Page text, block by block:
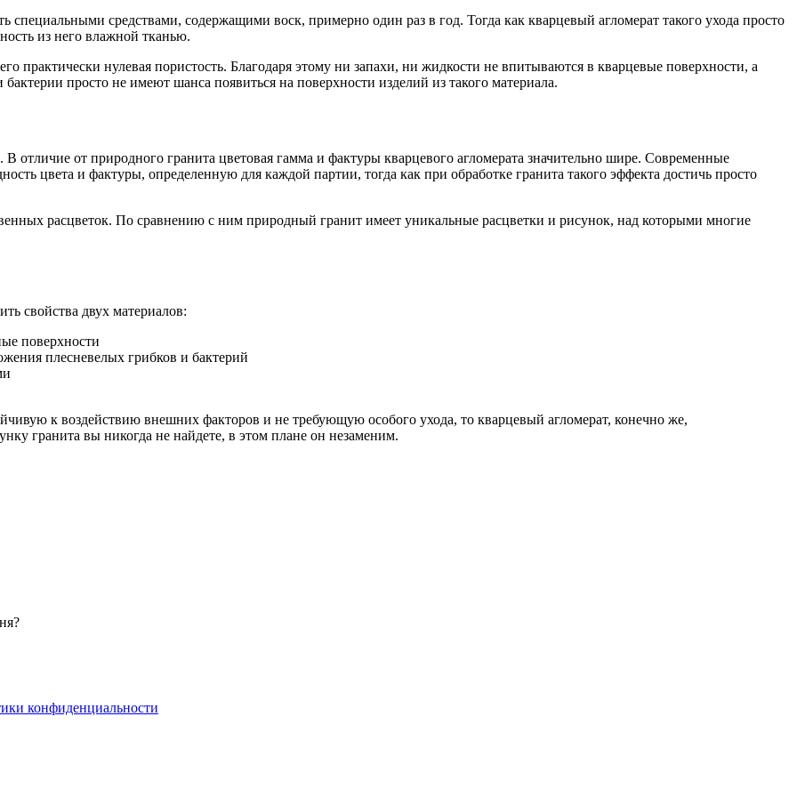
специальными средствами, содержащими воск, примерно один раз в год. Тогда как кварцевый агломерат такого ухода просто
из него влажной тканью.
практически нулевая пористость. Благодаря этому ни запахи, ни жидкости не впитываются в кварцевые поверхности, а
просто не имеют шанса появиться на поверхности изделий из такого материала.
отличие от природного гранита цветовая гамма и фактуры кварцевого агломерата значительно шире. Современные
цвета и фактуры, определенную для каждой партии, тогда как при обработке гранита такого эффекта достичь просто
расцветок. По сравнению с ним природный гранит имеет уникальные расцветки и рисунок, над которыми многие
свойства двух материалов:
поверхности
плесневелых грибков и бактерий
к воздействию внешних факторов и не требующую особого ухода, то кварцевый агломерат, конечно же,
гранита вы никогда не найдете, в этом плане он незаменим.
конфиденциальности